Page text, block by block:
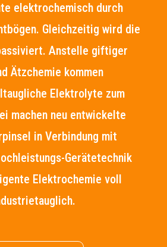
elektrochemisch durch
Gleichzeitig wird die
Anstelle giftiger
Ätzchemie kommen
Elektrolyte zum
machen neu entwickelte
in Verbindung mit
Gerätetechnik
Elektrochemie voll